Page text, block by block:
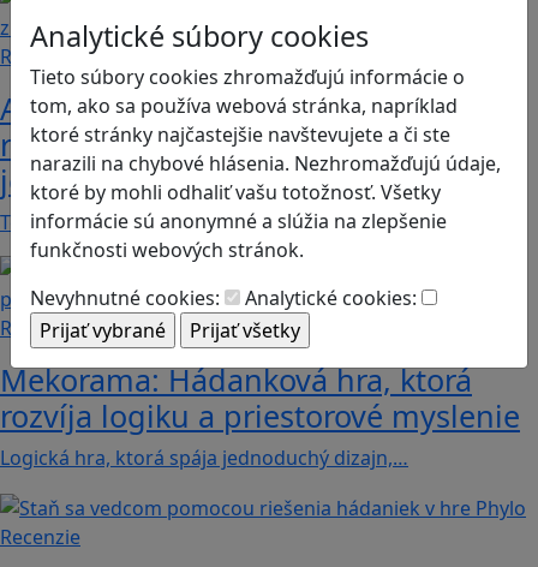
Analytické súbory cookies
Tieto súbory cookies zhromažďujú informácie o
tom, ako sa používa webová stránka, napríklad
ktoré stránky najčastejšie navštevujete a či ste
narazili na chybové hlásenia. Nezhromažďujú údaje,
ktoré by mohli odhaliť vašu totožnosť. Všetky
informácie sú anonymné a slúžia na zlepšenie
funkčnosti webových stránok.
Nevyhnutné cookies:
Analytické cookies:
Recenzie
Ako ovplyvnil komunistický režim
rodinné vzťahy? To zistíte v hre „Kto
je Helena?“.
Teta Helena je v rodine jedno veľké tabu a len…
Recenzie
Mekorama: Hádanková hra, ktorá
rozvíja logiku a priestorové myslenie
Logická hra, ktorá spája jednoduchý dizajn,…
Recenzie